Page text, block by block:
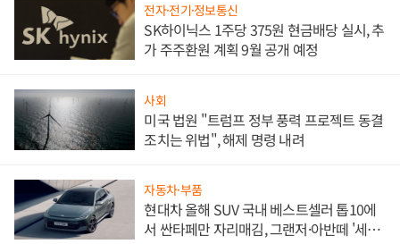
전자·전기·정보통신
SK하이닉스 1주당 375원 현금배당 실시, 추
가 주주환원 계획 9월 공개 예정
사회
미국 법원 "트럼프 정부 풍력 프로젝트 동결
조치는 위법", 해제 명령 내려
자동차·부품
현대차 올해 SUV 국내 베스트셀러 톱10에
서 싼타페만 자리매김, 그랜저·아반떼 '세단